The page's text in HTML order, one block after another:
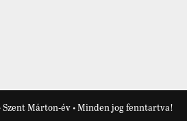
Szent Márton-év • Minden jog fenntartva!